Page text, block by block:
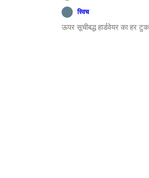
स्विच
ऊपर सूचीबद्ध हार्डवेयर का हर